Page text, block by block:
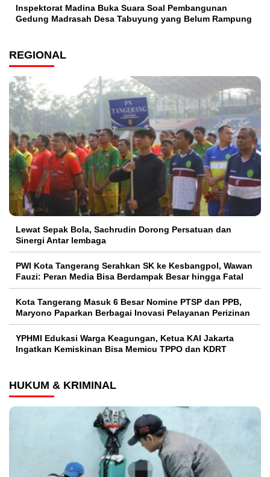
Inspektorat Madina Buka Suara Soal Pembangunan
Gedung Madrasah Desa Tabuyung yang Belum Rampung
REGIONAL
Lewat Sepak Bola, Sachrudin Dorong Persatuan dan
Sinergi Antar lembaga
PWI Kota Tangerang Serahkan SK ke Kesbangpol, Wawan
Fauzi: Peran Media Bisa Berdampak Besar hingga Fatal
Kota Tangerang Masuk 6 Besar Nomine PTSP dan PPB,
Maryono Paparkan Berbagai Inovasi Pelayanan Perizinan
YPHMI Edukasi Warga Keagungan, Ketua KAI Jakarta
Ingatkan Kemiskinan Bisa Memicu TPPO dan KDRT
HUKUM & KRIMINAL